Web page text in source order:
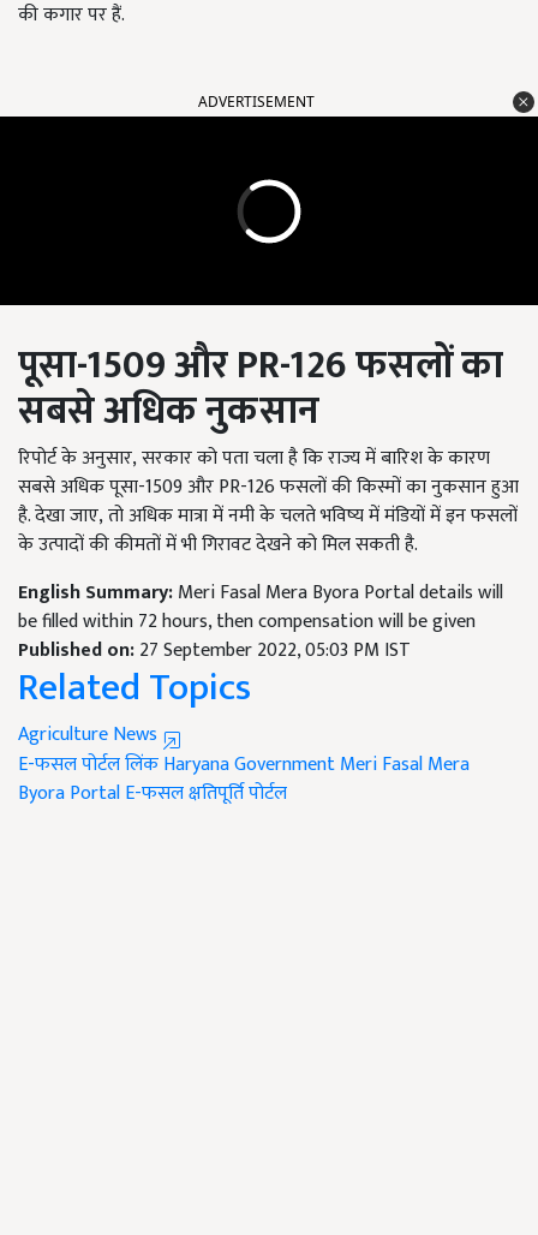
की कगार पर हैं.
ADVERTISEMENT
पूसा-1509औरPR-126फसलों का
सबसे अधिक नुकसान
रिपोर्ट के अनुसार, सरकार को पता चला है कि राज्य में बारिश के कारण
सबसे अधिक पूसा-1509 और PR-126 फसलों की किस्मों का नुकसान हुआ
है. देखा जाए, तो अधिक मात्रा में नमी के चलते भविष्य में मंडियों में इन फसलों
के उत्पादों की कीमतों में भी गिरावट देखने को मिल सकती है.
English Summary:Meri Fasal Mera Byora Portal details will
be filled within 72 hours, then compensation will be given
Published on:27 September 2022, 05:03 PM IST
Related Topics
Agriculture News
E-फसल पोर्टल लिंकHaryana GovernmentMeri Fasal Mera
Byora PortalE-फसल क्षतिपूर्ति पोर्टल